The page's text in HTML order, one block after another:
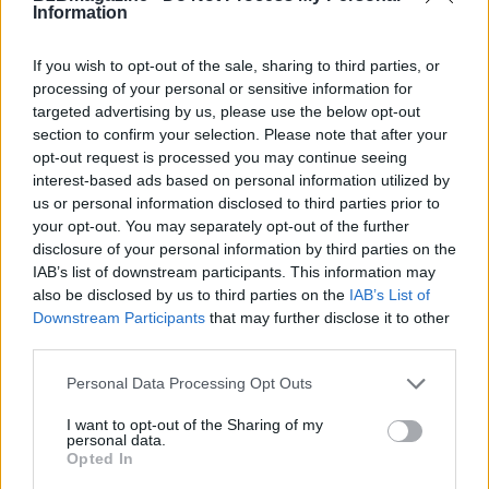
Information
If you wish to opt-out of the sale, sharing to third parties, or
processing of your personal or sensitive information for
targeted advertising by us, please use the below opt-out
section to confirm your selection. Please note that after your
opt-out request is processed you may continue seeing
interest-based ads based on personal information utilized by
us or personal information disclosed to third parties prior to
your opt-out. You may separately opt-out of the further
disclosure of your personal information by third parties on the
IAB’s list of downstream participants. This information may
also be disclosed by us to third parties on the IAB’s List of
Downstream Participants that may further disclose it to other
Please note that this website/app uses one or more Google
not limited to your visit or usage behaviour. You may click to
grant or deny consent to Google and its third-party tags to
use your data for below specified purposes in below Google
Personal Data Processing Opt Outs
I want to opt-out of the Sharing of my
personal data.
Opted In
3.Verifica dei canali di accesso accedere alla
piattaforma di internet banking digitando l’URL
ufficiale direttamente nella barra del browser o
utilizzando esclusivamente l’applicazione ufficiale
scaricata dagli store certificati. Verificare sempre la
presenza del protocollo di sicurezza https:// e del
simbolo del lucchetto chiuso.
4.Diffidenza verso link e allegati non cliccare su
collegamenti ipertestuali contenuti in email o SMS
sospetti (smishing) che segnalano “blocchi del
allegati non attesi.